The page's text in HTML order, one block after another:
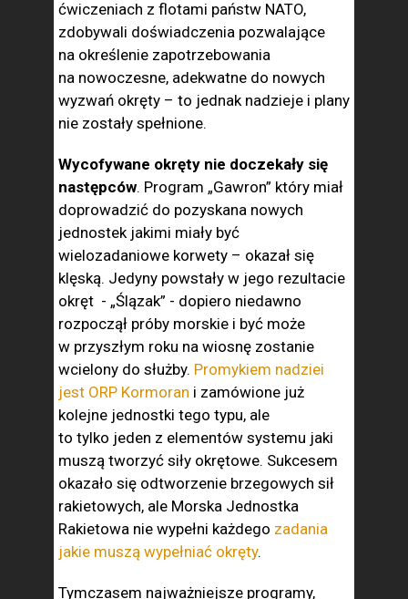
ćwiczeniach z flotami państw NATO,
zdobywali doświadczenia pozwalające
na określenie zapotrzebowania
na nowoczesne, adekwatne do nowych
wyzwań okręty – to jednak nadzieje i plany
nie zostały spełnione.
Wycofywane okręty nie doczekały się
następców. Program „Gawron” który miał
doprowadzić do pozyskana nowych
jednostek jakimi miały być
wielozadaniowe korwety – okazał się
klęską. Jedyny powstały w jego rezultacie
okręt - „Ślązak” - dopiero niedawno
rozpoczął próby morskie i być może
w przyszłym roku na wiosnę zostanie
wcielony do służby. Promykiem nadziei
jest ORP Kormoran i zamówione już
kolejne jednostki tego typu, ale
to tylko jeden z elementów systemu jaki
muszą tworzyć siły okrętowe. Sukcesem
okazało się odtworzenie brzegowych sił
rakietowych, ale Morska Jednostka
Rakietowa nie wypełni każdego zadania
jakie muszą wypełniać okręty.
Tymczasem najważniejsze programy,